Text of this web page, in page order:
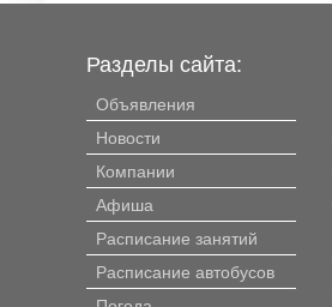
Разделы сайта:
Объявления
Новости
Компании
Афиша
Расписание занятий
Расписание автобусов